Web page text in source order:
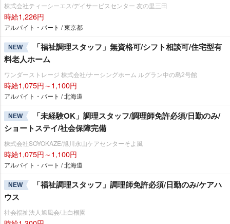
株式会社ティーシーエス/デイサービスセンター 友の里三田
時給1,226円
アルバイト・パート / 東京都
NEW
「福祉調理スタッフ」無資格可/シフト相談可/住宅型有
料老人ホーム
ワンダーストレージ 株式会社/ナーシングホーム ルグラン中の島2号館
時給1,075円～1,100円
アルバイト・パート / 北海道
NEW
「未経験OK」調理スタッフ/調理師免許必須/日勤のみ/
ショートステイ/社会保障完備
株式会社SOYOKAZE/旭川永山ケアセンターそよ風
時給1,075円～1,100円
アルバイト・パート / 北海道
NEW
「福祉調理スタッフ」調理師免許必須/日勤のみ/ケアハ
ウス
社会福祉法人旭風会/上白根園